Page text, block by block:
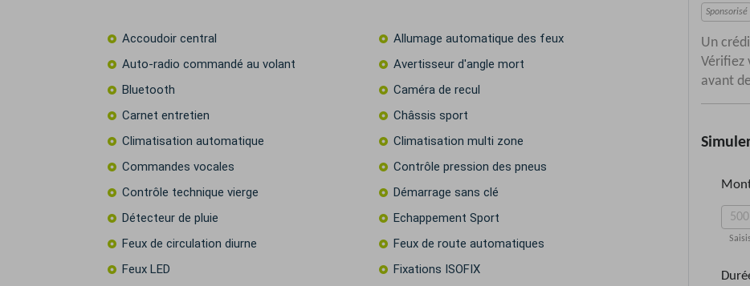
Accoudoir central
Allumage automatique des feux
Auto-radio commandé au volant
Avertisseur d'angle mort
Bluetooth
Caméra de recul
Carnet entretien
Châssis sport
Climatisation automatique
Climatisation multi zone
Commandes vocales
Contrôle pression des pneus
Contrôle technique vierge
Démarrage sans clé
Détecteur de pluie
Echappement Sport
Feux de circulation diurne
Feux de route automatiques
Feux LED
Fixations ISOFIX